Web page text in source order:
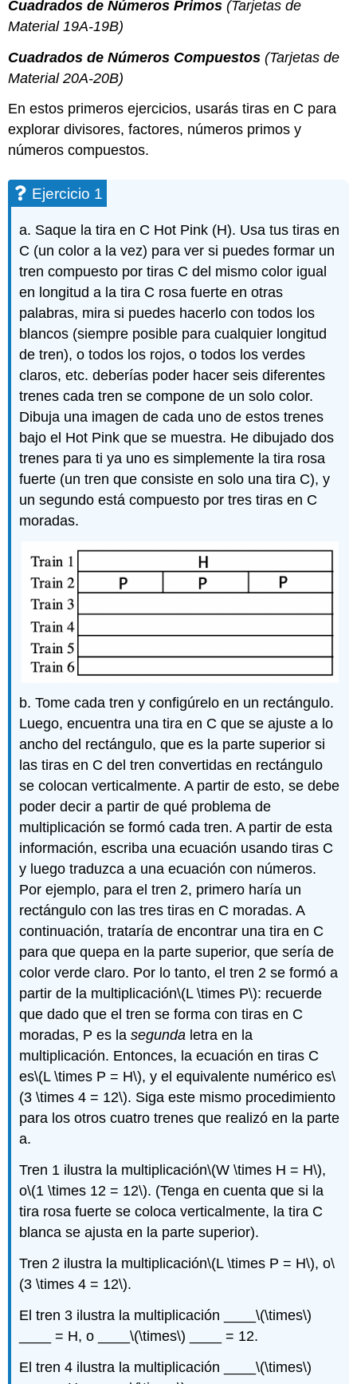
Cuadrados de Números Primos (Tarjetas de
Material 19A-19B)
Cuadrados de Números Compuestos (Tarjetas de
Material 20A-20B)
En estos primeros ejercicios, usarás tiras en C para
explorar divisores, factores, números primos y
números compuestos.
Ejercicio 1
a. Saque la tira en C Hot Pink (H). Usa tus tiras en
C (un color a la vez) para ver si puedes formar un
tren compuesto por tiras C del mismo color igual
en longitud a la tira C rosa fuerte en otras
palabras, mira si puedes hacerlo con todos los
blancos (siempre posible para cualquier longitud
de tren), o todos los rojos, o todos los verdes
claros, etc. deberías poder hacer seis diferentes
trenes cada tren se compone de un solo color.
Dibuja una imagen de cada uno de estos trenes
bajo el Hot Pink que se muestra. He dibujado dos
trenes para ti ya uno es simplemente la tira rosa
fuerte (un tren que consiste en solo una tira C), y
un segundo está compuesto por tres tiras en C
moradas.
b. Tome cada tren y configúrelo en un rectángulo.
Luego, encuentra una tira en C que se ajuste a lo
ancho del rectángulo, que es la parte superior si
las tiras en C del tren convertidas en rectángulo
se colocan verticalmente. A partir de esto, se debe
poder decir a partir de qué problema de
multiplicación se formó cada tren. A partir de esta
información, escriba una ecuación usando tiras C
y luego traduzca a una ecuación con números.
Por ejemplo, para el tren 2, primero haría un
rectángulo con las tres tiras en C moradas. A
continuación, trataría de encontrar una tira en C
para que quepa en la parte superior, que sería de
color verde claro. Por lo tanto, el tren 2 se formó a
partir de la multiplicación\(L \times P\): recuerde
que dado que el tren se forma con tiras en C
moradas, P es lasegunda letra en la
multiplicación. Entonces, la ecuación en tiras C
es\(L \times P = H\), y el equivalente numérico es\
(3 \times 4 = 12\). Siga este mismo procedimiento
para los otros cuatro trenes que realizó en la parte
a.
Tren 1 ilustra la multiplicación\(W \times H = H\),
o\(1 \times 12 = 12\). (Tenga en cuenta que si la
tira rosa fuerte se coloca verticalmente, la tira C
blanca se ajusta en la parte superior).
Tren 2 ilustra la multiplicación\(L \times P = H\), o\
(3 \times 4 = 12\).
El tren 3 ilustra la multiplicación ____\(\times\)
____ = H, o ____\(\times\) ____ = 12.
El tren 4 ilustra la multiplicación ____\(\times\)